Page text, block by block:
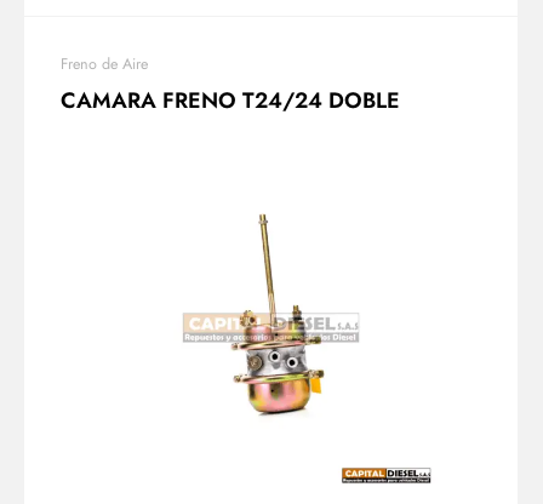
Freno de Aire
CAMARA FRENO T24/24 DOBLE